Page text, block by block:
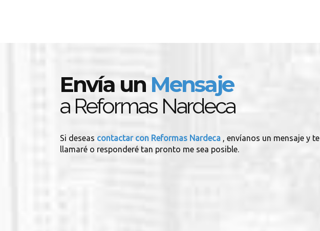
Envía un Mensaje
a Reformas Nardeca
Si deseas contactar con Reformas Nardeca , envíanos un mensaje y te
llamaré o responderé tan pronto me sea posible.